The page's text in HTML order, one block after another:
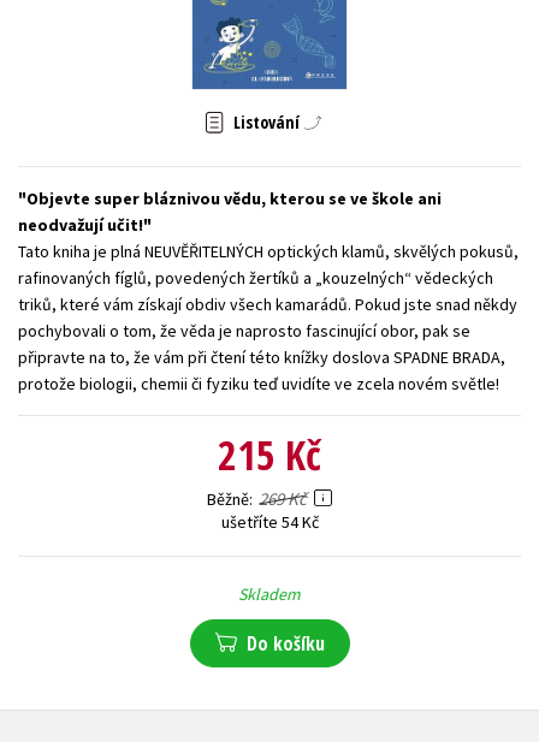
Zahraniční literatura
Všechny tituly
Listování
Objevte super bláznivou vědu, kterou se ve škole ani
neodvažují učit!
Tato kniha je plná NEUVĚŘITELNÝCH optických klamů, skvělých pokusů,
rafinovaných fíglů, povedených žertíků a „kouzelných“ vědeckých
triků, které vám získají obdiv všech kamarádů. Pokud jste snad někdy
pochybovali o tom, že věda je naprosto fascinující obor, pak se
připravte na to, že vám při čtení této knížky doslova SPADNE BRADA,
protože biologii, chemii či fyziku teď uvidíte ve zcela novém světle!
215 Kč
Běžně 269 Kč
ušetříte 54 Kč
Skladem
Do košíku